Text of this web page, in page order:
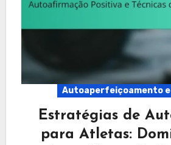
Autoaperfeiçoamento e
Estratégias de
para Atletas: